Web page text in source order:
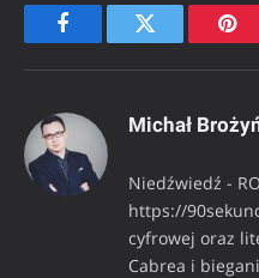
FacebookTwitter
Michał
Niedźwiedź -
https://
cyfrowej oraz
Cabrea i